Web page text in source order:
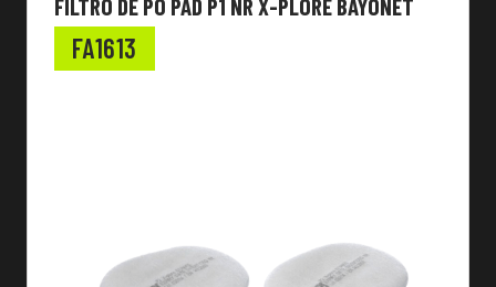
FILTRO DE PÓ PAD P1 NR X-PLORE BAYONET
FA1613